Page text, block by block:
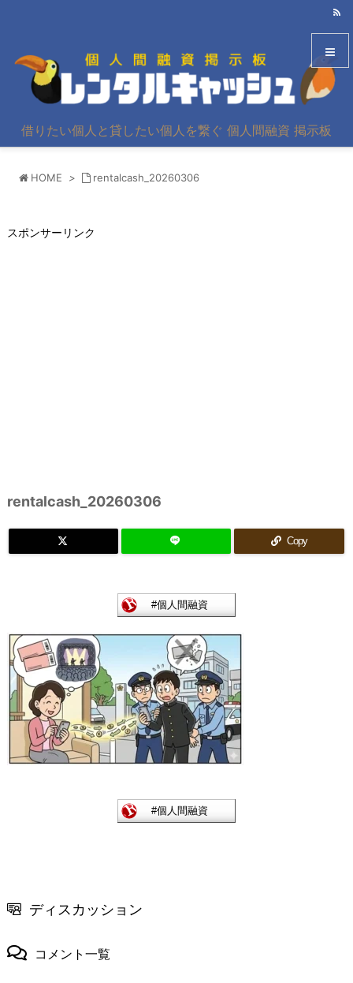
借りたい個人と貸したい個人を繋ぐ 個人間融資 掲示板
HOME > rentalcash_20260306
スポンサーリンク
rentalcash_20260306
Copy
ディスカッション
コメント一覧